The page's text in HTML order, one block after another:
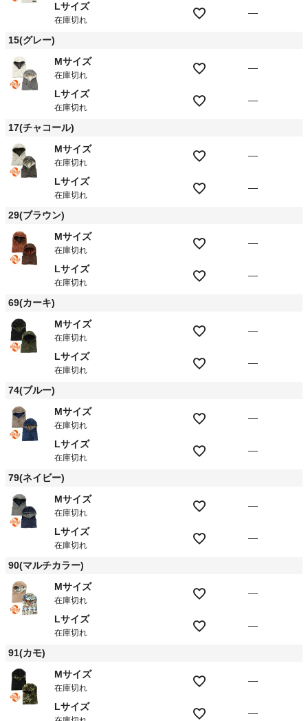
Lサイズ
在庫切れ
—
15(グレー)
Mサイズ
在庫切れ
—
Lサイズ
在庫切れ
—
17(チャコール)
Mサイズ
在庫切れ
—
Lサイズ
在庫切れ
—
29(ブラウン)
Mサイズ
在庫切れ
—
Lサイズ
在庫切れ
—
69(カーキ)
Mサイズ
在庫切れ
—
Lサイズ
在庫切れ
—
74(ブルー)
Mサイズ
在庫切れ
—
Lサイズ
在庫切れ
—
79(ネイビー)
Mサイズ
在庫切れ
—
Lサイズ
在庫切れ
—
90(マルチカラー)
Mサイズ
在庫切れ
—
Lサイズ
在庫切れ
—
91(カモ)
Mサイズ
在庫切れ
—
Lサイズ
—